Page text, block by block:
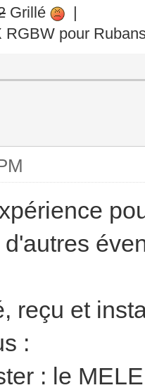
Grillé
|
RGBW pour
reçu et
:
: le